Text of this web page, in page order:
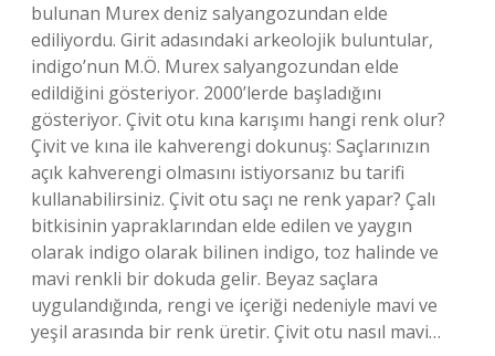
bulunan Murex deniz salyangozundan elde
ediliyordu. Girit adasındaki arkeolojik buluntular,
indigo’nun M.Ö. Murex salyangozundan elde
edildiğini gösteriyor. 2000’lerde başladığını
gösteriyor. Çivit otu kına karışımı hangi renk olur?
Çivit ve kına ile kahverengi dokunuş: Saçlarınızın
açık kahverengi olmasını istiyorsanız bu tarifi
kullanabilirsiniz. Çivit otu saçı ne renk yapar? Çalı
bitkisinin yapraklarından elde edilen ve yaygın
olarak indigo olarak bilinen indigo, toz halinde ve
mavi renkli bir dokuda gelir. Beyaz saçlara
uygulandığında, rengi ve içeriği nedeniyle mavi ve
yeşil arasında bir renk üretir. Çivit otu nasıl mavi…